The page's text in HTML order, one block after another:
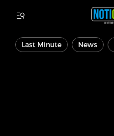
Last Minute News